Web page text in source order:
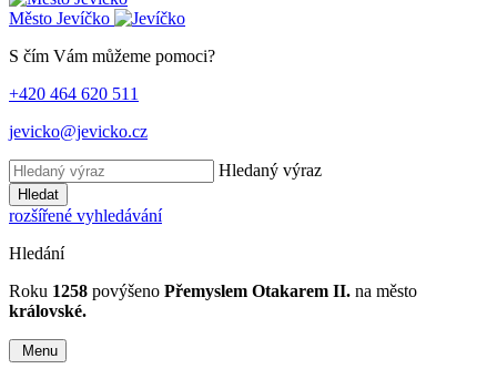
Město Jevíčko
S čím Vám můžeme pomoci?
+420 464 620 511
jevicko@jevicko.cz
Hledaný výraz
Hledat
rozšířené vyhledávání
Hledání
Roku 1258 povýšeno Přemyslem Otakarem II. na město
královské.
Menu